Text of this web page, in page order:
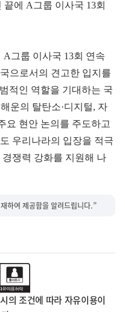
에 A그룹 이사국 13회
그룹 이사국 13회 연속
으로서의 견고한 입지를
적인 역할을 기대하는 국
운의 탈탄소·디지털, 자
요 현안 논의를 주도하고
우리나라의 입장을 적극
쟁력 강화를 지원해 나
하여 제공함을 알려드립니다.”
의 조건에 따라 자유이용이